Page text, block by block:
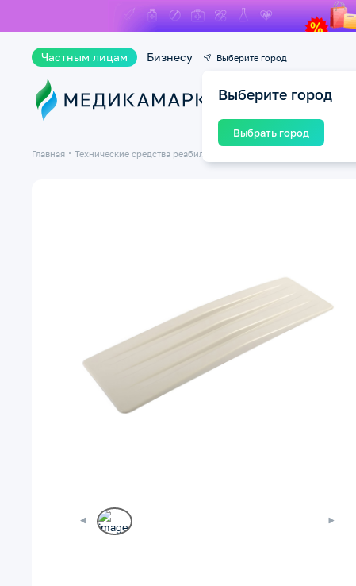
Частным лицам Бизнесу Выберите город
Выберите город
Выбрать город
Главная Технические средства реабилитации ТСР